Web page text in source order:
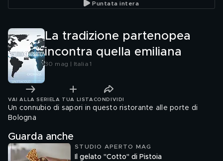
Puntata intera
La tradizione partenopea
incontra quella emiliana
30 mag | Italia 1
VAI ALLA SERIE LA TUA LISTA CONDIVIDI
Un connubio di sapori in questo ristorante alle porte di
Bologna
Guarda anche
STUDIO APERTO MAG
Il gelato "Cotto" di Pistoia